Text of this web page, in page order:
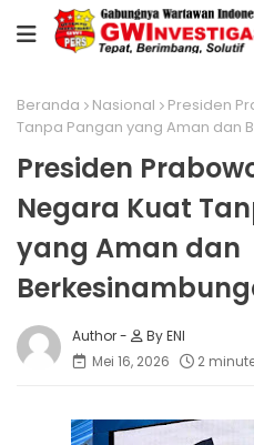
Beranda Nasional
Presiden
Tanpa Pangan yang Aman dan
Presiden
Negara Kuat
yang Aman dan
By ENI
Mei 16, 2026
2